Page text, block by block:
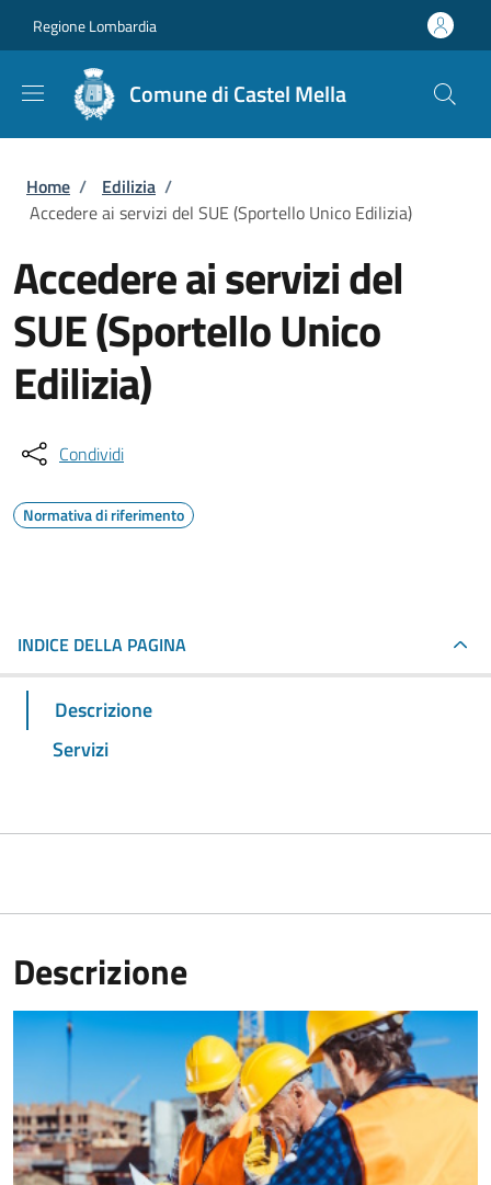
Regione Lombardia
Comune di Castel Mella
Briciole di pane
Home / Edilizia /
Accedere ai servizi del SUE (Sportello Unico Edilizia)
Accedere ai servizi del
SUE (Sportello Unico
Edilizia)
Condividi
Normativa di riferimento
INDICE DELLA PAGINA
Descrizione
Servizi
Descrizione